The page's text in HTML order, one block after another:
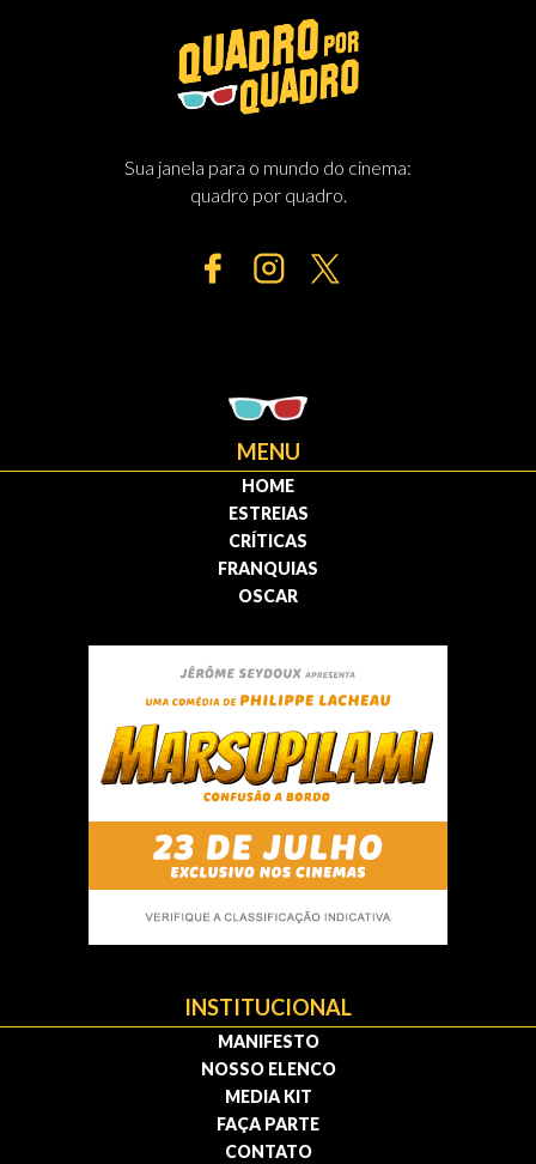
Sua janela para o mundo do cinema:
quadro por quadro.
MENU
HOME
ESTREIAS
CRÍTICAS
FRANQUIAS
OSCAR
INSTITUCIONAL
MANIFESTO
NOSSO ELENCO
MEDIA KIT
FAÇA PARTE
CONTATO